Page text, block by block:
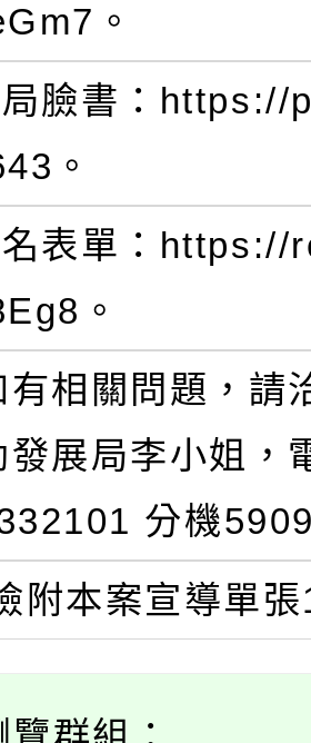
。
臉書：https://
。
表單：https://
。
有相關問題，請
發展局李小姐，
分機
附本案宣導單